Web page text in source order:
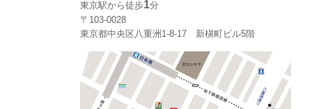
東京駅から徒歩1分
〒103-0028
東京都中央区八重洲1-8-17 新槇町ビル5階